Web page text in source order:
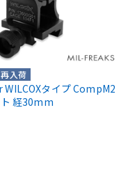
再入荷
タイプ CompM2
経30mm